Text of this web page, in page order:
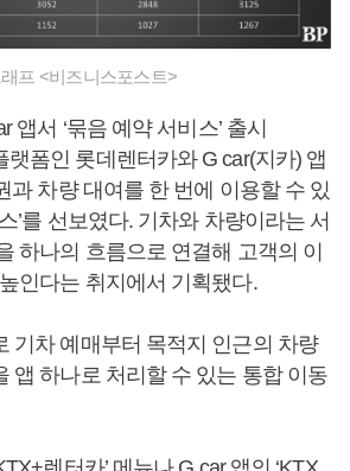
프 <비즈니스포스트>
앱서 ‘묶음 예약 서비스’ 출시
랫폼인 롯데렌터카와 G car(지카) 앱
과 차량 대여를 한 번에 이용할 수 있
’를 선보였다. 기차와 차량이라는 서
하나의 흐름으로 연결해 고객의 이
인다는 취지에서 기획됐다.
기차 예매부터 목적지 인근의 차량
앱 하나로 처리할 수 있는 통합 이동